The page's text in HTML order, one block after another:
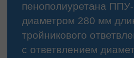
пенополиуретана
диаметром 280 мм
тройникового
с ответвлением